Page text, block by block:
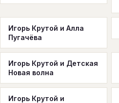
Игорь Крутой и Алла
Пугачёва
Игорь Крутой и Детская
Новая волна
Игорь Крутой и